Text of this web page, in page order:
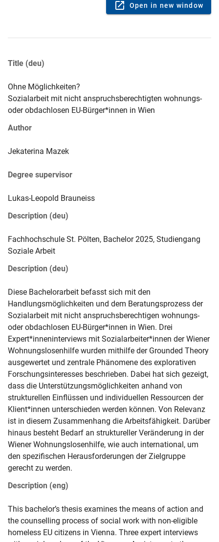
Open in new window
Title (deu)
Ohne Möglichkeiten?
Sozialarbeit mit nicht anspruchsberechtigten wohnungs-
oder obdachlosen EU-Bürger*innen in Wien
Author
Jekaterina Mazek
Degree supervisor
Lukas-Leopold Brauneiss
Description (deu)
Fachhochschule St. Pölten, Bachelor 2025, Studiengang
Soziale Arbeit
Description (deu)
Diese Bachelorarbeit befasst sich mit den
Handlungsmöglichkeiten und dem Beratungsprozess der
Sozialarbeit mit nicht anspruchsberechtigen wohnungs-
oder obdachlosen EU-Bürger*innen in Wien. Drei
Expert*inneninterviews mit Sozialarbeiter*innen der Wiener
Wohnungslosenhilfe wurden mithilfe der Grounded Theory
ausgewertet und zentrale Phänomene des explorativen
Forschungsinteresses beschrieben. Dabei hat sich gezeigt,
dass die Unterstützungsmöglichkeiten anhand von
strukturellen Einflüssen und individuellen Ressourcen der
Klient*innen unterschieden werden können. Von Relevanz
ist in diesem Zusammenhang die Arbeitsfähigkeit. Darüber
hinaus besteht Bedarf an struktureller Veränderung in der
Wiener Wohnungslosenhilfe, wie auch international, um
den spezifischen Herausforderungen der Zielgruppe
gerecht zu werden.
Description (eng)
This bachelor’s thesis examines the means of action and
the counselling process of social work with non-eligible
homeless EU citizens in Vienna. Three expert interviews